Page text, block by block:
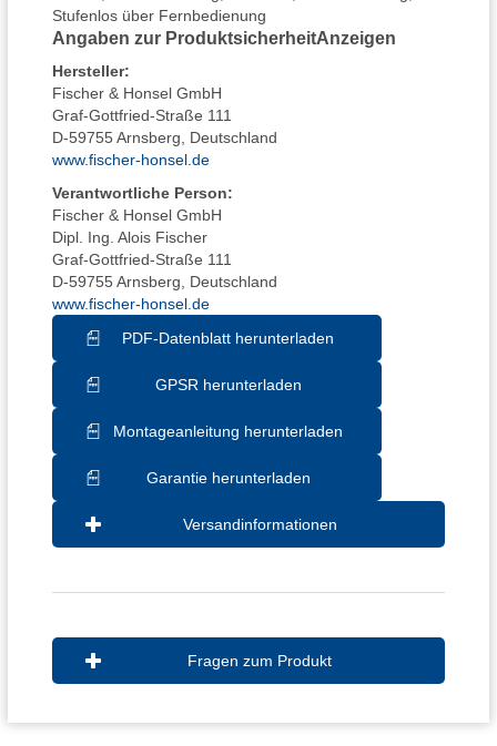
Stufenlos über Fernbedienung
Angaben zur ProduktsicherheitAnzeigen
Hersteller:
Fischer & Honsel GmbH
Graf-Gottfried-Straße 111
D-59755 Arnsberg, Deutschland
www.fischer-honsel.de
Verantwortliche Person:
Fischer & Honsel GmbH
Dipl. Ing. Alois Fischer
Graf-Gottfried-Straße 111
D-59755 Arnsberg, Deutschland
www.fischer-honsel.de
PDF-Datenblatt herunterladen
GPSR herunterladen
Montageanleitung herunterladen
Garantie herunterladen
Versandinformationen
Fragen zum Produkt